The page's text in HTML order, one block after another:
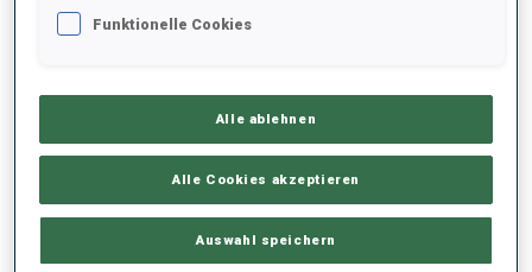
PERFORMANCE TREND
Funktionelle Cookies
Alle ablehnen
Alle Cookies akzeptieren
Auswahl speichern